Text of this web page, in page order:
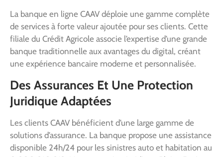
La banque en ligne CAAV déploie une gamme complète
de services à forte valeur ajoutée pour ses clients. Cette
filiale du Crédit Agricole associe l’expertise d’une grande
banque traditionnelle aux avantages du digital, créant
une expérience bancaire moderne et personnalisée.
Des Assurances Et Une Protection
Juridique Adaptées
Les clients CAAV bénéficient d’une large gamme de
solutions d’assurance. La banque propose une assistance
disponible 24h/24 pour les sinistres auto et habitation au